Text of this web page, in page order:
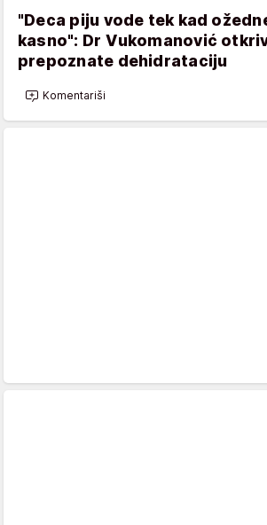
"Deca piju vode tek kad
kasno": Dr Vukomanović
prepoznate dehidrataciju
Komentariši